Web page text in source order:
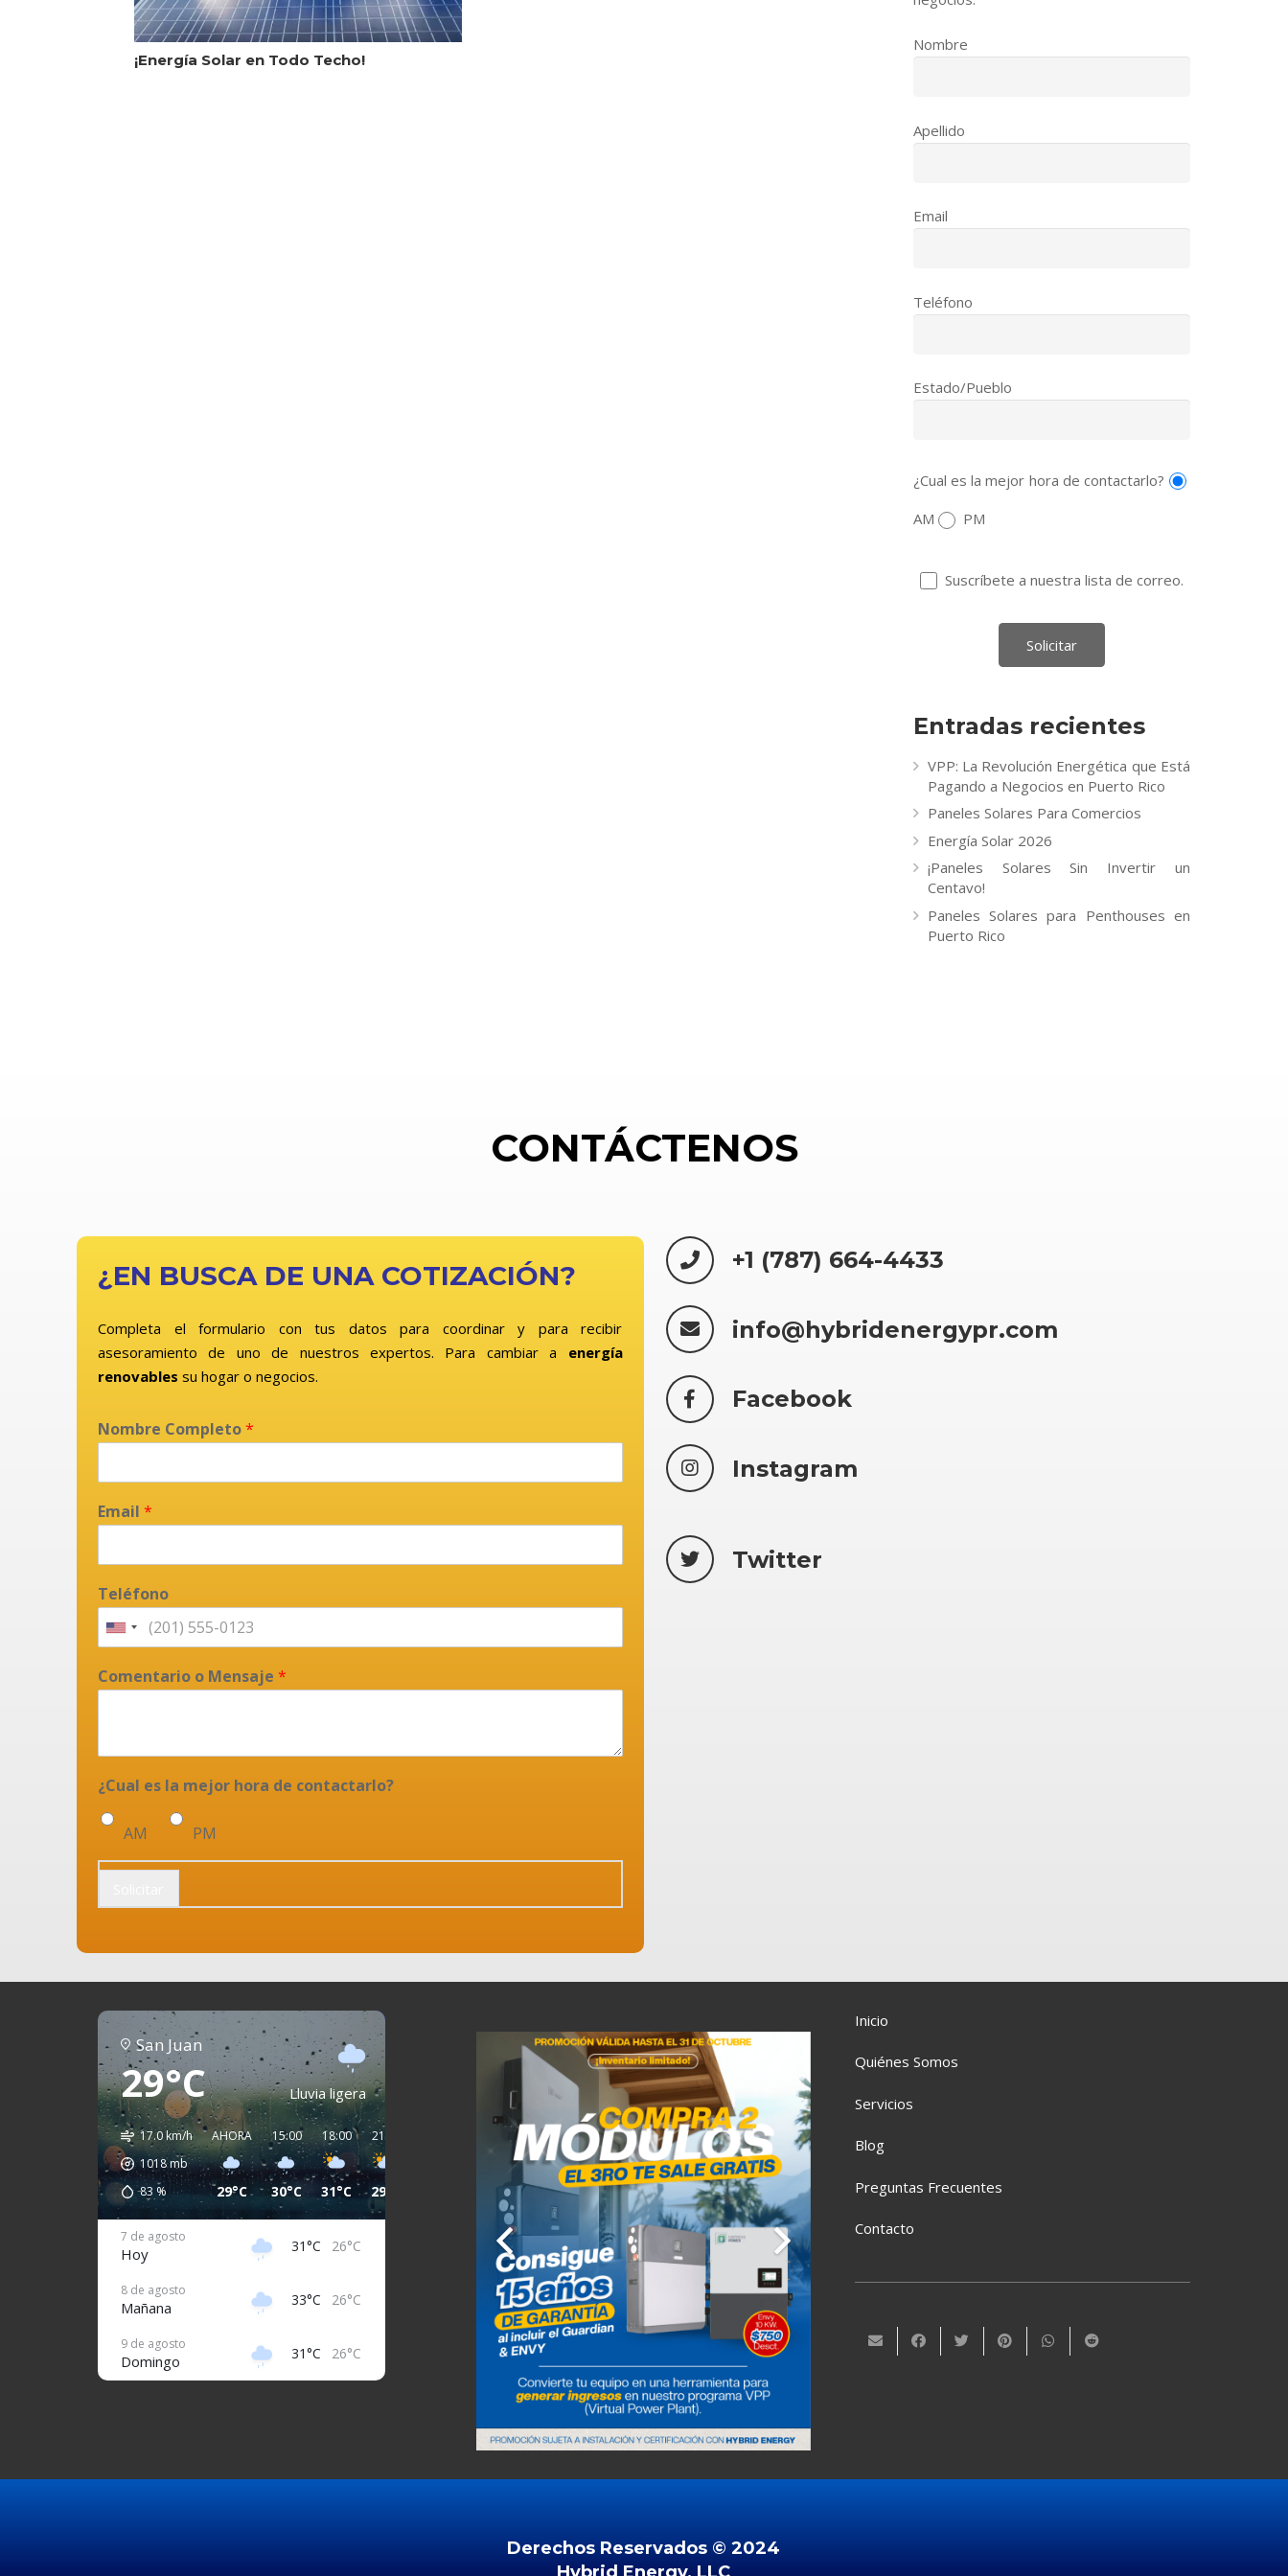
¡Energía Solar en Todo Techo!
Nombre
Apellido
Email
Teléfono
Estado/Pueblo
¿Cual es la mejor hora de contactarlo?
AM PM
Suscríbete a nuestra lista de correo.
Entradas recientes
VPP: La Revolución Energética que Está
Pagando a Negocios en Puerto Rico
Paneles Solares Para Comercios
Energía Solar 2026
¡Paneles Solares Sin Invertir un
Centavo!
Paneles Solares para Penthouses en
Puerto Rico
CONTÁCTENOS
¿EN BUSCA DE UNA COTIZACIÓN?
Completa el formulario con tus datos para coordinar y para recibir
asesoramiento de uno de nuestros expertos. Para cambiar a energía
renovables su hogar o negocios.
Nombre Completo*
Email *
Teléfono
Comentario o Mensaje *
¿Cual es la mejor hora de contactarlo?
AM PM
+1 (787) 664-4433
info@hybridenergypr.com
Facebook
Instagram
Twitter
San Juan
29°C Lluvia ligera
17.0 km/h
1018mb
83 %
AHORA
29°C
15:00
30°C
18:00
31°C
21:00
29°C 27°C
06:00
27°C
09:00
27°C
7 de agosto
Hoy 31°C 26°C
8 de agosto
Mañana 33°C 26°C
9 de agosto
Domingo 31°C 26°C
Inicio
Quiénes Somos
Servicios
Blog
Preguntas Frecuentes
Contacto
Derechos Reservados ©️ 2024